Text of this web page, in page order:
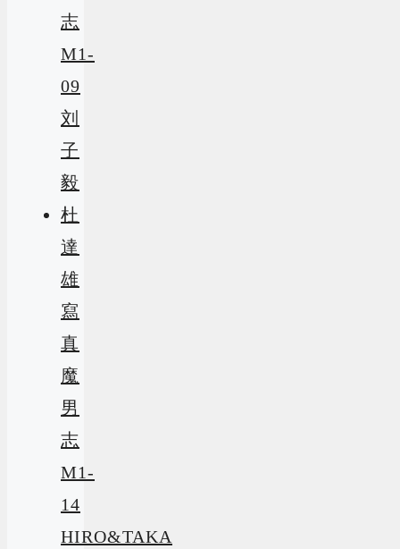
志
M1-
09
刘
子
毅
杜
達
雄
寫
真
魔
男
志
M1-
14
HIRO&TAKA